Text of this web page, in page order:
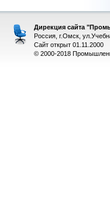
Дирекция сайта
Россия, г.Омск,
Сайт открыт 01.11.2000
© 2000-2018